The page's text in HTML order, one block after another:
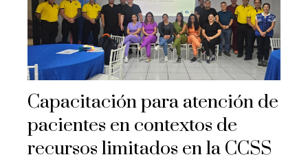
Capacitación para atención de
pacientes en contextos de
recursos limitados en la CCSS